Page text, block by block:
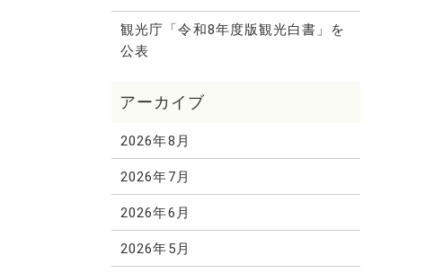
観光庁「令和8年度版観光白書」を
公表
2026年8月
2026年7月
2026年6月
2026年5月